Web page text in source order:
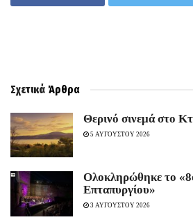
Σχετικά Άρθρα
Θερινό σινεμά στο
5 ΑΥΓΟΥΣΤΟΥ 2026
Ολοκληρώθηκε το
Επταπυργίου»
3 ΑΥΓΟΥΣΤΟΥ 2026